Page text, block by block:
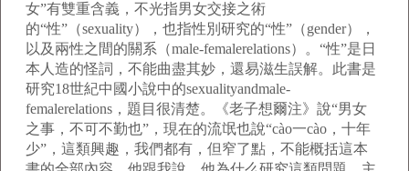
女”有雙重含義，不光指男女交接之術
的“性”（sexuality），也指性別研究的“性”（gender），
以及兩性之間的關系（male-femalerelations）。“性”是日
本人造的怪詞，不能曲盡其妙，還易滋生誤解。此書是
研究18世紀中國小說中的sexualityandmale-
femalerelations，題目很清楚。《老子想爾注》說“男女
之事，不可不勤也”，現在的流氓也說“cào一cào，十年
少”，這類興趣，我們都有，但窄了點，不能概括這本